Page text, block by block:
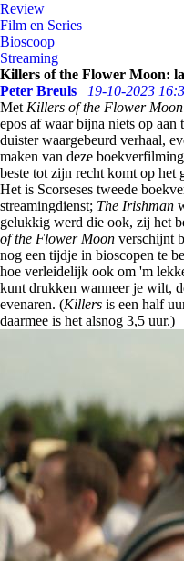
Review
Film en Series
Bioscoop
Streaming
Killers of the Flower Moon:
Peter Breuls
19-10-2023
Met Killers of the Flower Moon
epos af waar bijna niets op aan
duister waargebeurd verhaal,
maken van deze
beste tot zijn recht komt op het
Het is Scorseses tweede
streamingdienst; The Irishman
gelukkig werd die ook, zij het
of the Flower Moon verschijnt
nog een tijdje in bioscopen te
hoe verleidelijk ook om 'm
kunt drukken wanneer je wilt,
evenaren. (Killers is een half
daarmee is het alsnog 3,5 uur.)